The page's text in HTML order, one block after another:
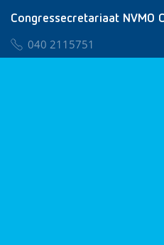
Congressecretariaat NVMO
040 2115751